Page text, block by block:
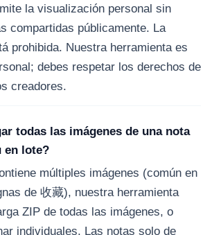
la visualización personal sin
compartidas públicamente. La
prohibida. Nuestra herramienta es
debes respetar los derechos de
creadores.
todas las imágenes de una nota
en lote?
múltiples imágenes (común en
de 收藏), nuestra herramienta
ZIP de todas las imágenes, o
individuales. Las notas solo de